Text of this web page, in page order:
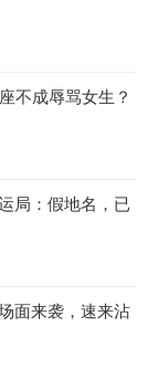
不成辱骂女生？
局：假地名，已
面来袭，速来沾